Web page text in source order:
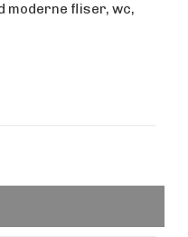
moderne fliser, wc,